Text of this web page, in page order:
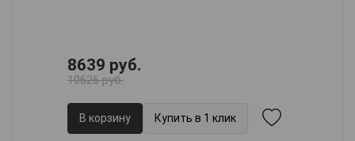
8639 руб.
10626 руб.
В корзину Купить в 1 клик